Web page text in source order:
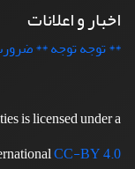
اخبار و اعلانات
** توجه توجه **
is licensed under a
CC-BY 4.0